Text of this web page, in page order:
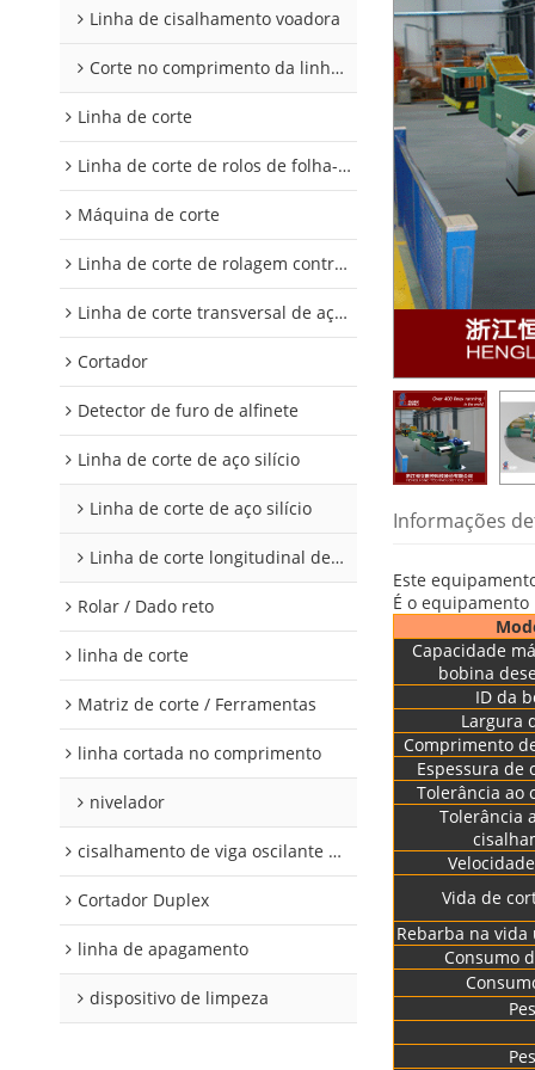
Linha de cisalhamento voadora
Corte no comprimento da linha 2
Linha de corte
Linha de corte de rolos de folha-de-flandres e alumínio
Máquina de corte
Linha de corte de rolagem controlada digitalmente
Linha de corte transversal de aço silício
Cortador
Detector de furo de alfinete
Linha de corte de aço silício
Linha de corte de aço silício
Linha de corte longitudinal de aço silício
Rolar / Dado reto
linha de corte
Matriz de corte / Ferramentas
linha cortada no comprimento
nivelador
cisalhamento de viga oscilante modular
Cortador Duplex
linha de apagamento
dispositivo de limpeza
Informações
Este
É o
Capacidade
bobina
ID da
Largura
Comprimento
Espessura de
Tolerância ao
Tolerância
Vida de
Rebarba na
Consumo